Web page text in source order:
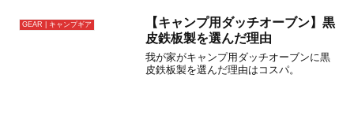
GEAR | キャンプギア
【キャンプ用ダッチオーブン】黒
皮鉄板製を選んだ理由
我が家がキャンプ用ダッチオーブンに黒
皮鉄板製を選んだ理由はコスパ。